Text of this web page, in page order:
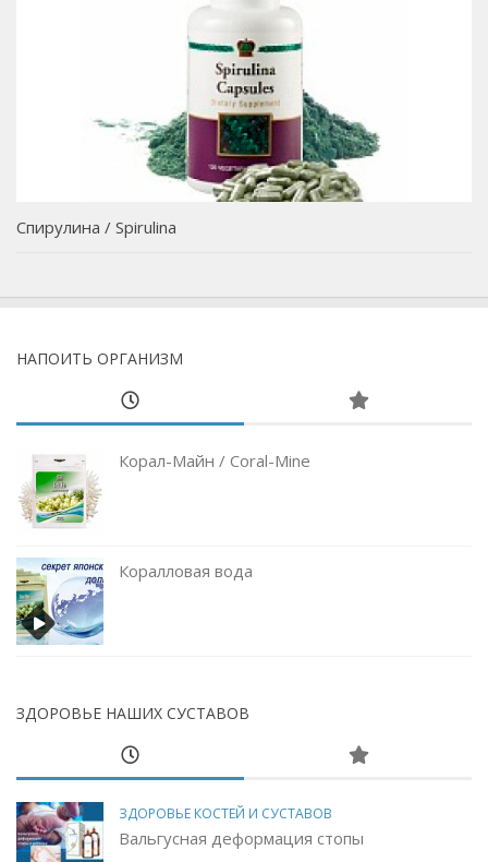
Спирулина / Spirulina
НАПОИТЬ ОРГАНИЗМ
Корал-Майн / Coral-Mine
Коралловая вода
ЗДОРОВЬЕ НАШИХ СУСТАВОВ
ЗДОРОВЬЕ КОСТЕЙ И СУСТАВОВ
Вальгусная деформация стопы